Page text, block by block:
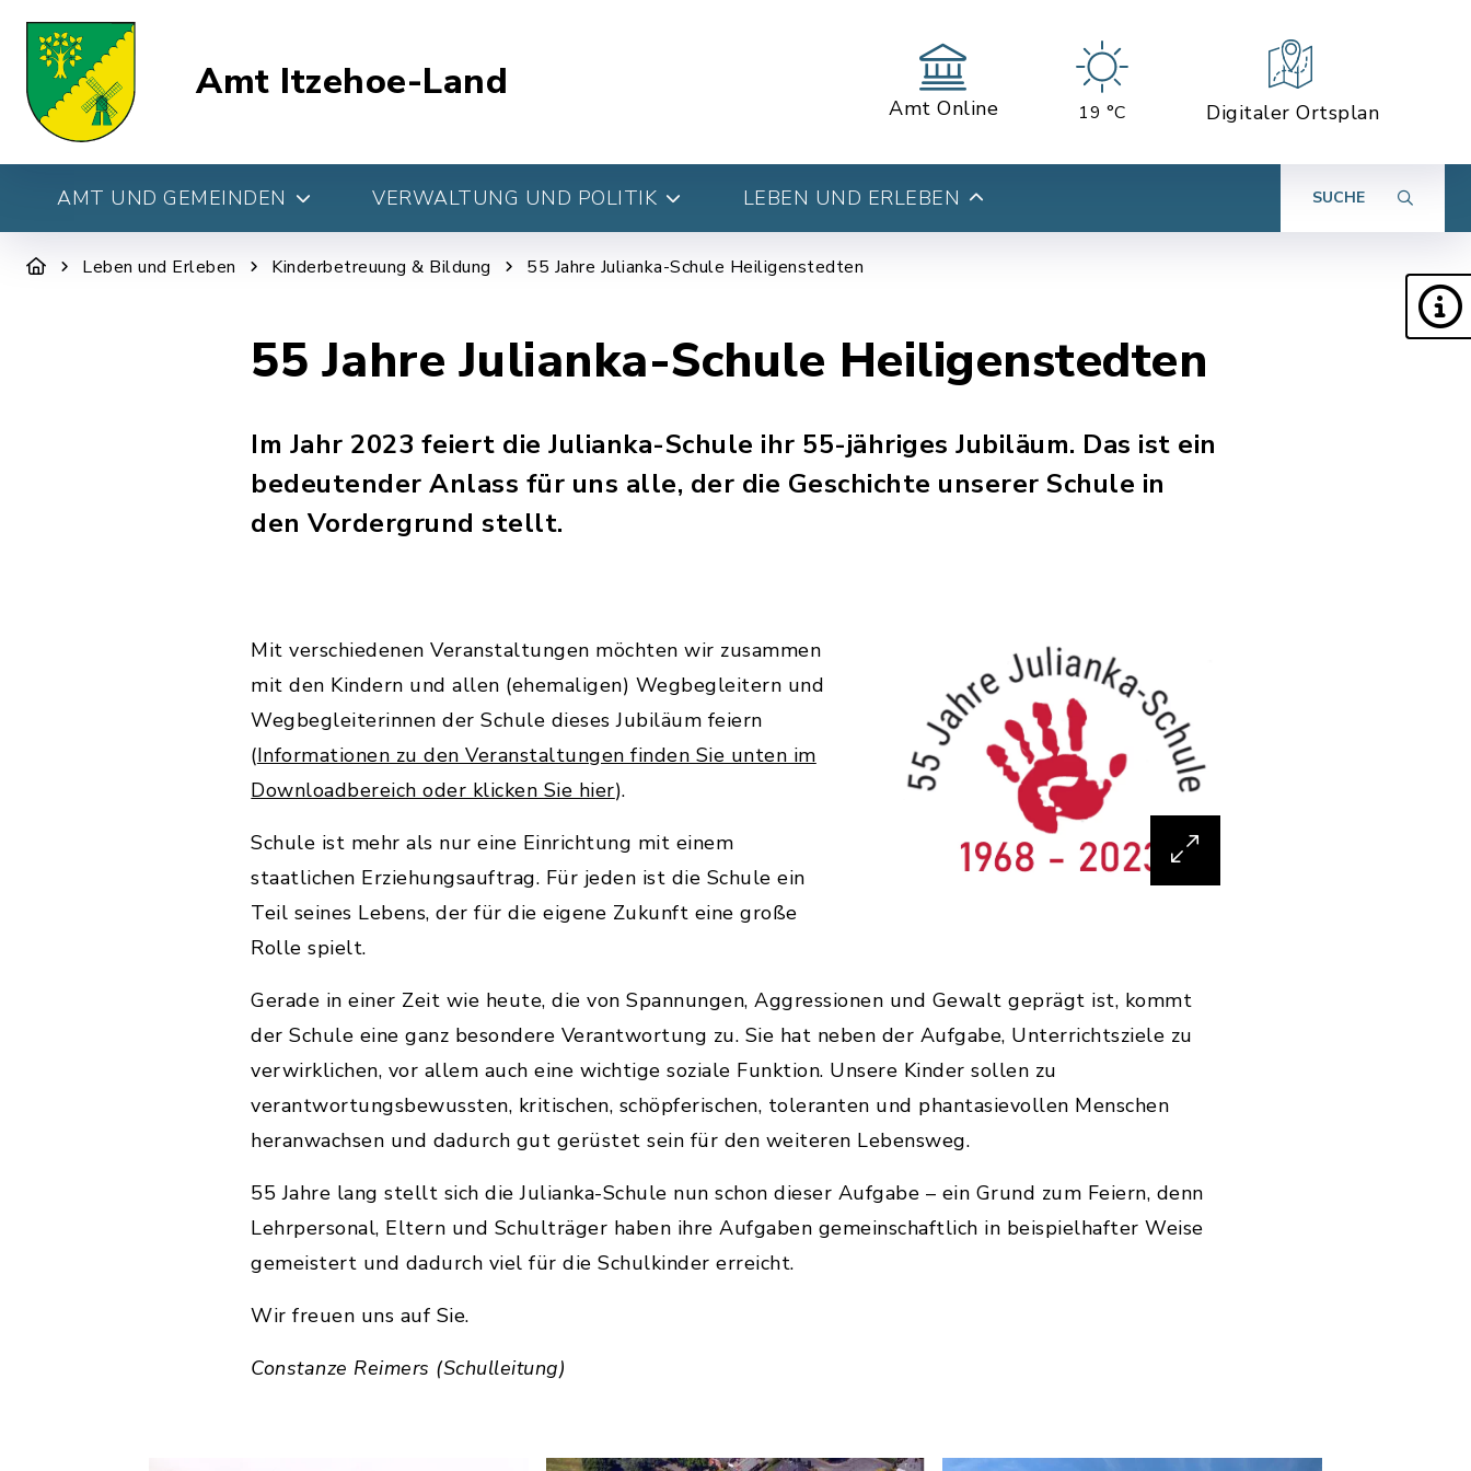
Amt Itzehoe-Land
Amt Online 19 °C Digitaler Ortsplan
AMT UND GEMEINDEN VERWALTUNG UND POLITIK LEBEN UND ERLEBEN SUCHE
Leben und Erleben Kinderbetreuung & Bildung 55 Jahre Julianka-Schule Heiligenstedten
55 Jahre Julianka-Schule Heiligenstedten
Im Jahr 2023 feiert die Julianka-Schule ihr 55-jähriges Jubiläum. Das ist ein
bedeutender Anlass für uns alle, der die Geschichte unserer Schule in
den Vordergrund stellt.
Mit verschiedenen Veranstaltungen möchten wir zusammen
mit den Kindern und allen (ehemaligen) Wegbegleitern und
Wegbegleiterinnen der Schule dieses Jubiläum feiern
(Informationen zu den Veranstaltungen finden Sie unten im
Downloadbereich oder klicken Sie hier).
Schule ist mehr als nur eine Einrichtung mit einem
staatlichen Erziehungsauftrag. Für jeden ist die Schule ein
Teil seines Lebens, der für die eigene Zukunft eine große
Rolle spielt.
Gerade in einer Zeit wie heute, die von Spannungen, Aggressionen und Gewalt geprägt ist, kommt
der Schule eine ganz besondere Verantwortung zu. Sie hat neben der Aufgabe, Unterrichtsziele zu
verwirklichen, vor allem auch eine wichtige soziale Funktion. Unsere Kinder sollen zu
verantwortungsbewussten, kritischen, schöpferischen, toleranten und phantasievollen Menschen
heranwachsen und dadurch gut gerüstet sein für den weiteren Lebensweg.
55 Jahre lang stellt sich die Julianka-Schule nun schon dieser Aufgabe – ein Grund zum Feiern, denn
Lehrpersonal, Eltern und Schulträger haben ihre Aufgaben gemeinschaftlich in beispielhafter Weise
gemeistert und dadurch viel für die Schulkinder erreicht.
Wir freuen uns auf Sie.
Constanze Reimers (Schulleitung)